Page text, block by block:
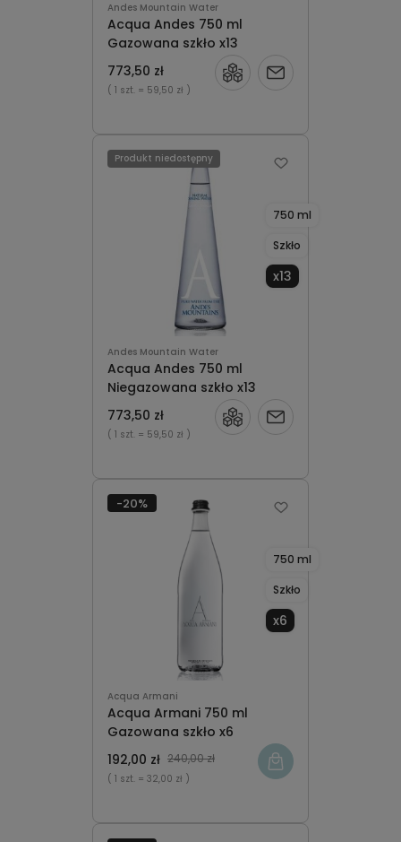
Andes Mountain Water
Acqua Andes 750 ml
Gazowana szkło x13
773,50 zł
( 1 szt. = 59,50 zł )
Powiadom
Andes Mountain Water
Acqua Andes 750 ml
Niegazowana szkło x13
750 ml
Szkło
x13
773,50 zł
( 1 szt. = 59,50 zł )
Produkt niedostępny
Powiadom
Acqua Armani
Acqua Armani 750 ml
Gazowana szkło x6
750 ml
Szkło
x6
192,00 zł 240,00 zł
( 1 szt. = 32,00 zł )
-20%